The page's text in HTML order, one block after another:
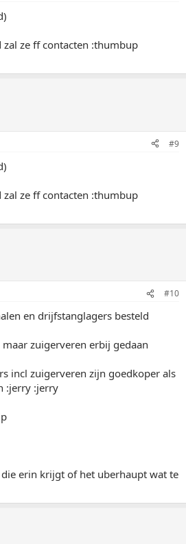
ze ff contacten :thumbup
#9
ze ff contacten :thumbup
#10
en drijfstanglagers besteld
zuigerveren erbij gedaan
incl zuigerveren zijn goedkoper als
:jerry :jerry
erin krijgt of het uberhaupt wat te